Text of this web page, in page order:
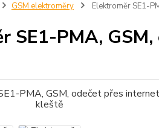
GSM elektroměry Elektroměr SE1-
SE1-PMA,